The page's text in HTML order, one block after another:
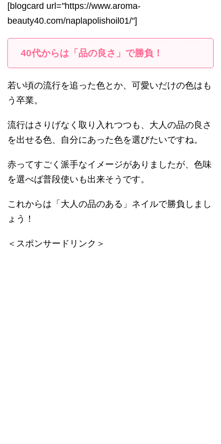
[blogcard url="https://www.aroma-
beauty40.com/naplapolishoil01/"]
40代からは「品の良さ」で勝負！
若い頃の流行を追った色とか、可愛いだけの色はも
う卒業。
流行はさりげなく取り入れつつも、大人の品の良さ
を出せる色、自分にあった色を選びたいですね。
赤ってすごく派手なイメージがありましたが、色味
を選べば普段使いも出来そうです。
これからは「大人の品のある」ネイルで勝負しまし
ょう！
＜スポンサードリンク＞